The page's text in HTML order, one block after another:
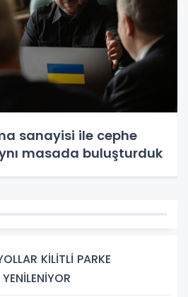
sanayisi ile cephe
masada buluşturduk
KİLİTLİ PARKE